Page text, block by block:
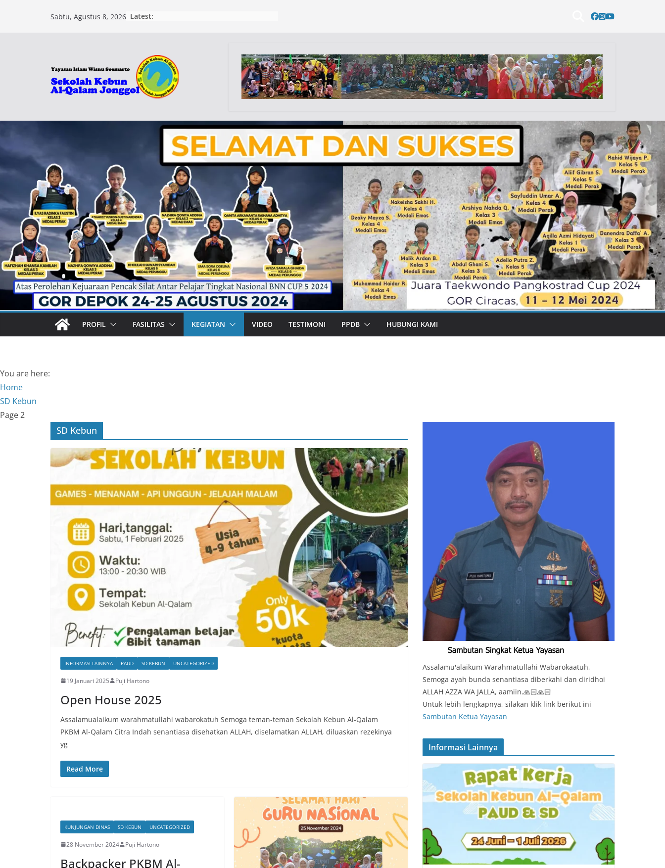
Sabtu, Agustus 8, 2026 Latest:
PROFIL FASILITAS KEGIATAN VIDEO TESTIMONI PPDB HUBUNGI KAMI
You are here:
Home
SD Kebun
Page 2
SD Kebun
INFORMASI LAINNYA PAUD SD KEBUN UNCATEGORIZED
19 Januari 2025 Puji Hartono
Open House 2025
Assalamualaikum warahmatullahi wabarokatuh Semoga teman-teman Sekolah Kebun Al-Qalam
PKBM Al-Qalam Citra Indah senantiasa disehatkan ALLAH, diselamatkan ALLAH, diluaskan rezekinya
yg
Read More
KUNJUNGAN DINAS SD KEBUN UNCATEGORIZED
28 November 2024 Puji Hartono
Backpacker PKBM Al-
Assalamu'alaikum Warahmatullahi Wabarokaatuh,
Semoga ayah bunda senantiasa diberkahi dan diridhoi
ALLAH AZZA WA JALLA, aamiin.🙏🏻🙏🏻
Untuk lebih lengkapnya, silakan klik link berikut ini
Sambutan Ketua Yayasan
Informasi Lainnya